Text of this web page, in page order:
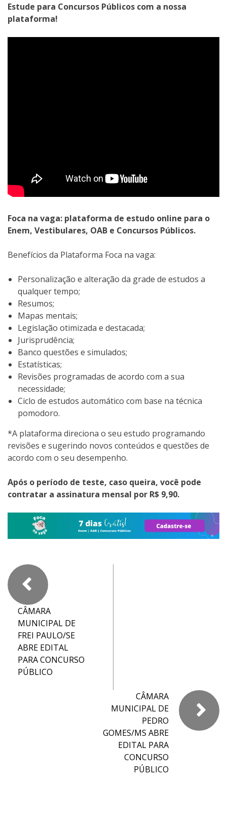
Estude para Concursos Públicos com a nossa
plataforma!
Foca na vaga: plataforma de estudo online para o
Enem, Vestibulares, OAB e Concursos Públicos.
Benefícios da Plataforma Foca na vaga:
Personalização e alteração da grade de estudos a
qualquer tempo;
Resumos;
Mapas mentais;
Legislação otimizada e destacada;
Jurisprudência;
Banco questões e simulados;
Estatísticas;
Revisões programadas de acordo com a sua
necessidade;
Ciclo de estudos automático com base na técnica
pomodoro.
*A plataforma direciona o seu estudo programando
revisões e sugerindo novos conteúdos e questões de
acordo com o seu desempenho.
Após o período de teste, caso queira, você pode
contratar a assinatura mensal por R$ 9,90.
CÂMARA
MUNICIPAL DE
FREI PAULO/SE
ABRE EDITAL
PARA CONCURSO
PÚBLICO
CÂMARA
MUNICIPAL DE
PEDRO
GOMES/MS ABRE
EDITAL PARA
CONCURSO
PÚBLICO